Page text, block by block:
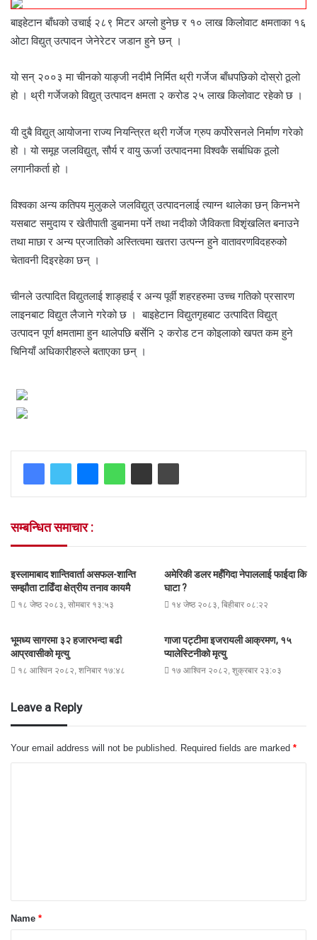
बाइहेटान बाँधको उचाई २८९ मिटर अग्लो हुनेछ र १० लाख किलोवाट क्षमताका १६
ओटा विद्युत् उत्पादन जेनेरेटर जडान हुने छन् ।
यो सन् २००३ मा चीनको याङ्जी नदीमै निर्मित थ्री गर्जेज बाँधपछिको दोस्रो ठूलो
हो । थ्री गर्जेजको विद्युत् उत्पादन क्षमता २ करोड २५ लाख किलोवाट रहेको छ ।
यी दुबै विद्युत् आयोजना राज्य नियन्त्रित थ्री गर्जेज ग्रुप कर्पोरेसनले निर्माण गरेको
हो । यो समूह जलविद्युत्, सौर्य र वायु ऊर्जा उत्पादनमा विश्वकै सर्बाधिक ठूलो
लगानीकर्ता हो ।
विश्वका अन्य कतिपय मुलुकले जलविद्युत् उत्पादनलाई त्याग्न थालेका छन् किनभने
यसबाट समुदाय र खेतीपाती डुबानमा पर्ने तथा नदीको जैविकता विशृंखलित बनाउने
तथा माछा र अन्य प्रजातिको अस्तित्वमा खतरा उत्पन्न हुने वातावरणविदहरुको
चेतावनी दिइरहेका छन् ।
चीनले उत्पादित विद्युतलाई शाङ्हाई र अन्य पूर्वी शहरहरुमा उच्च गतिको प्रसारण
लाइनबाट विद्युत लैजाने गरेको छ । बाइहेटान विद्युतगृहबाट उत्पादित विद्युत्
उत्पादन पूर्ण क्षमतामा हुन थालेपछि बर्सेनि २ करोड टन कोइलाको खपत कम हुने
चिनियाँ अधिकारीहरुले बताएका छन् ।
सम्बन्धित समाचार :
इस्लामाबाद शान्तिवार्ता असफल-शान्ति
सम्झौता टाढिँदा क्षेत्रीय तनाव कायमै
१८ जेष्ठ २०८३, सोमबार १३:५३
अमेरिकी डलर महँगिदा नेपाललाई फाईदा कि
घाटा ?
१४ जेष्ठ २०८३, बिहीबार ०८:२२
भूमध्य सागरमा ३२ हजारभन्दा बढी
आप्रवासीको मृत्यु
१८ आश्विन २०८२, शनिबार १७:४८
गाजा पट्टीमा इजरायली आक्रमण, १५
प्यालेस्टिनीको मृत्यु
१७ आश्विन २०८२, शुक्रबार २३:०३
Leave a Reply
Your email address will not be published. Required fields are marked *
t
*Name *